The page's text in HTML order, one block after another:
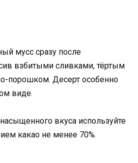
мусс сразу после
взбитыми сливками, тёртым
порошком. Десерт особенно
виде.
вкуса используйте
какао не менее 70%.